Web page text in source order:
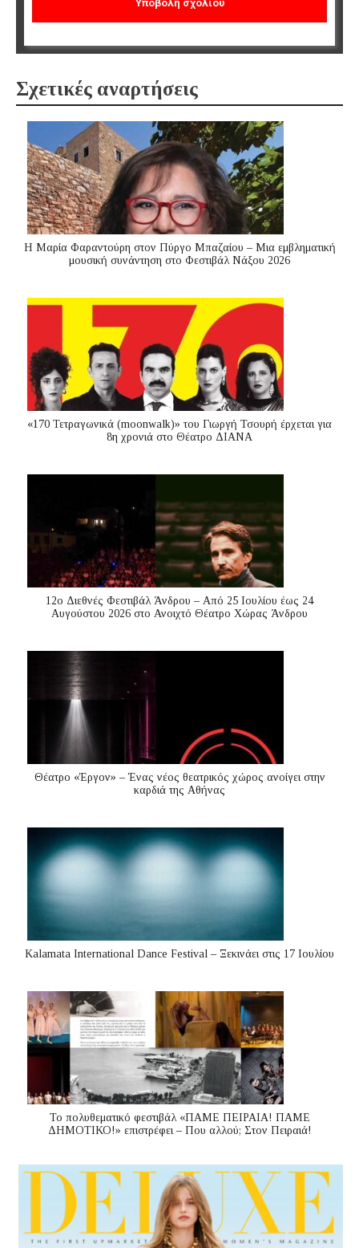
Σχετικές αναρτήσεις
Η Μαρία Φαραντούρη στον Πύργο Μπαζαίου – Μια εμβληματική
μουσική συνάντηση στο Φεστιβάλ Νάξου 2026
«170 Τετραγωνικά (moonwalk)» του Γιωργή Τσουρή έρχεται για
8η χρονιά στο Θέατρο ΔΙΑΝΑ
12ο Διεθνές Φεστιβάλ Άνδρου – Από 25 Ιουλίου έως 24
Αυγούστου 2026 στο Ανοιχτό Θέατρο Χώρας Άνδρου
Θέατρο «Έργον» – Ένας νέος θεατρικός χώρος ανοίγει στην
καρδιά της Αθήνας
Kalamata International Dance Festival – Ξεκινάει στις 17 Ιουλίου
Το πολυθεματικό φεστιβάλ «ΠΑΜΕ ΠΕΙΡΑΙΑ! ΠΑΜΕ
ΔΗΜΟΤΙΚΟ!» επιστρέφει – Που αλλού; Στον Πειραιά!